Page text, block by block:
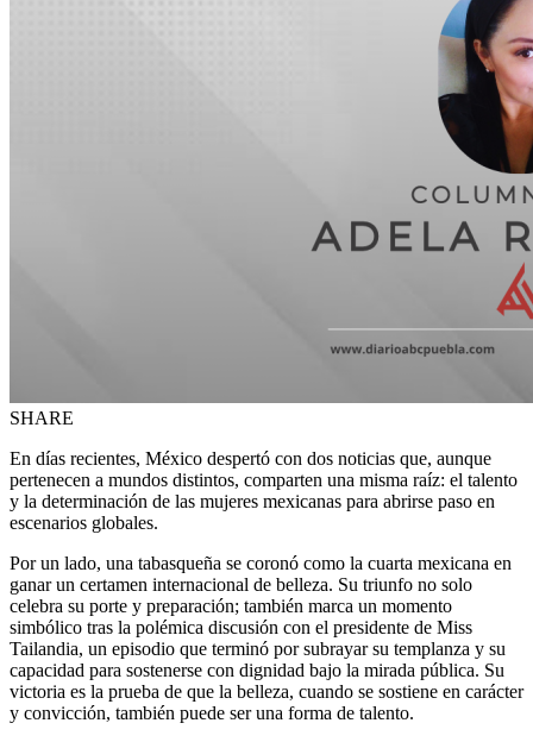
SHARE
En días recientes, México despertó con dos noticias que, aunque
pertenecen a mundos distintos, comparten una misma raíz: el talento
y la determinación de las mujeres mexicanas para abrirse paso en
escenarios globales.
Por un lado, una tabasqueña se coronó como la cuarta mexicana en
ganar un certamen internacional de belleza. Su triunfo no solo
celebra su porte y preparación; también marca un momento
simbólico tras la polémica discusión con el presidente de Miss
Tailandia, un episodio que terminó por subrayar su templanza y su
capacidad para sostenerse con dignidad bajo la mirada pública. Su
victoria es la prueba de que la belleza, cuando se sostiene en carácter
y convicción, también puede ser una forma de talento.